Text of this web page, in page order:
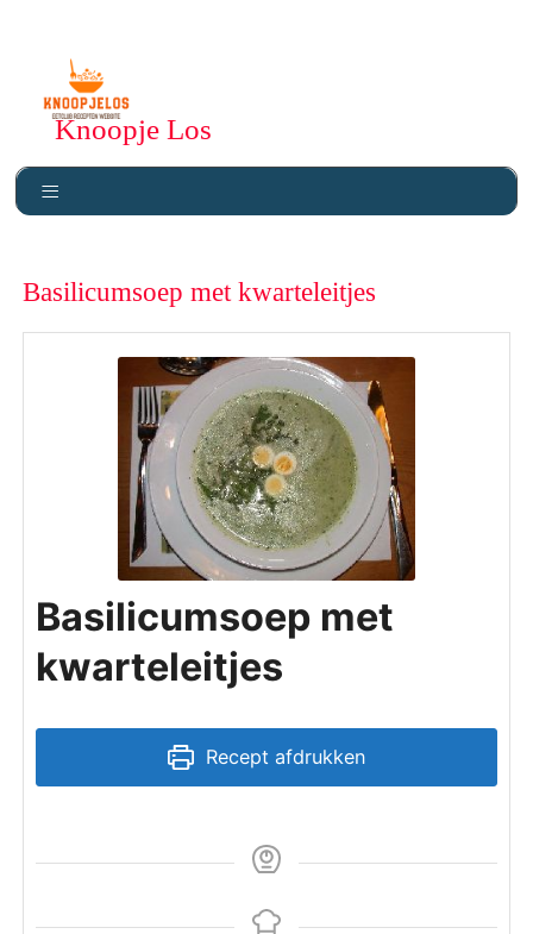
Knoopje Los
Basilicumsoep met kwarteleitjes
Basilicumsoep met
kwarteleitjes
Recept afdrukken